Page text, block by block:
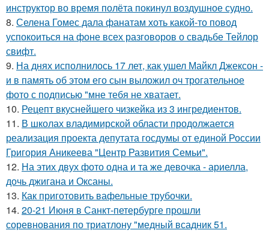
инструктор во время полёта покинул воздушное судно.
8. Селена Гомес дала фанатам хоть какой-то повод
успокоиться на фоне всех разговоров о свадьбе Тейлор
свифт.
9. На днях исполнилось 17 лет, как ушел Майкл Джексон -
и в память об этом его сын выложил оч трогательное
фото с подписью "мне тебя не хватает.
10. Рецепт вкуснейшего чизкейка из 3 ингредиентов.
11. В школах владимирской области продолжается
реализация проекта депутата госдумы от единой России
Григория Аникеева "Центр Развития Семьи".
12. На этих двух фото одна и та же девочка - ариелла,
дочь джигана и Оксаны.
13. Как приготовить вафельные трубочки.
14. 20-21 Июня в Санкт-петербурге прошли
соревнования по триатлону "медный всадник 51.